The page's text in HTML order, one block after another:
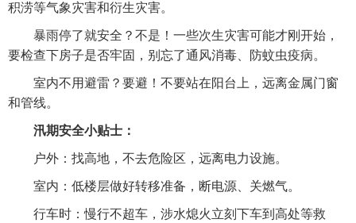
积涝等气象灾害和衍生灾害。
暴雨停了就安全？不是！一些次生灾害可能才刚开始，
要检查下房子是否牢固，别忘了通风消毒、防蚊虫疫病。
室内不用避雷？要避！不要站在阳台上，远离金属门窗
和管线。
汛期安全小贴士：
户外：找高地，不去危险区，远离电力设施。
室内：低楼层做好转移准备，断电源、关燃气。
行车时：慢行不超车，涉水熄火立刻下车到高处等救